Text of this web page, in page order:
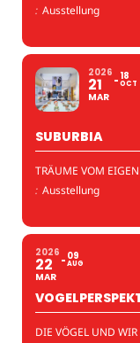
: Ausstellung
2026
21
MAR
18
OCT
SUBURBIA
TRÄUME VOM
: Ausstellung
2026
22
MAR
09
AUG
DIE VÖGEL UND WIR